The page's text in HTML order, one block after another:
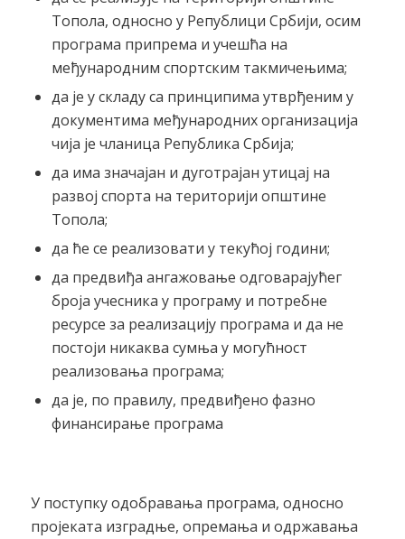
Топола, односно у Републици Србији, осим
програма припрема и учешћа на
међународним спортским такмичењима;
да је у складу са принципима утврђеним у
документима међународних организација
чија је чланица Република Србија;
да има значајан и дуготрајан утицај на
развој спорта на територији општине
Топола;
да ће се реализовати у текућој години;
да предвиђа ангажовање одговарајућег
броја учесника у програму и потребне
ресурсе за реализацију програма и да не
постоји никаква сумња у могућност
реализовања програма;
да је, по правилу, предвиђено фазно
финансирање програма
У поступку одобравања програма, односно
пројеката изградње, опремања и одржавања